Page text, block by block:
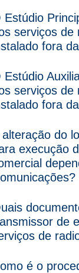
Estúdio
serviços de
fora
Estúdio
serviços de
fora
alteração do
execução
de
de
é o